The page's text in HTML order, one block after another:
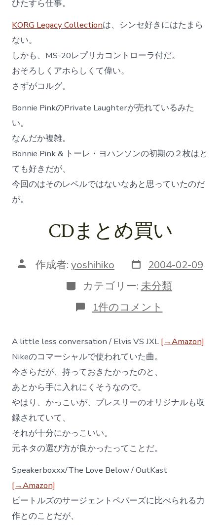
ー
ひたすら仕事。
KORG Legacy Collectionは、シンセ好きにはたまら
ない。
しかも、MS-20レプリカコントローラ付だ。
おそろしくアホらしくて偉い。
さずがコルグ。
Bonnie PinkのPrivate Laughterが売れているみた
い。
なんだか複雑。
Bonnie Pink & トーレ・ヨハンソンの初期の２枚はと
ても好きだが、
今回のはそのレベルではないなあと思っていたのだ
が。
CDまとめ買い
投 作成者: yoshihiko 投
稿
日
2004-02-09
カ
テ
カテゴリー: 未分類
CD
ま
め
買
い
へ
の
1件のコメント
A little less conversation / Elvis VS JXL [→Amazon]
Nikeのコマーシャルで使われていた曲。
今さらだが、持っておきたかったのと、
あとから手に入れにくそうなので。
やはり、かっこいが、プレスリーのオリジナルも収
録されていて、
それが十分にかっこいい。
元ネタの選び方が良かったってことだ。
Speakerboxxx/The Love Below / OutKast
[→Amazon]
ビートルズのサージェントペパーズに比べられる力
作とのことだが、